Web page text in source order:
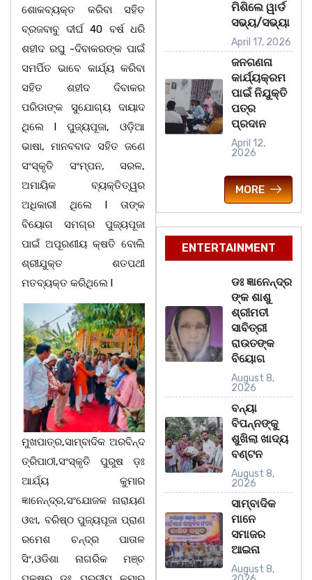
ଶୋକବ୍ୟକ୍ତ କରିବା ସହିତ
ବ୍ରଜବାବୁ ଦୀର୍ଘ 40 ବର୍ଷ ଧରି
ଶହୀଦ ରଘୁ -ଦିବାକରଙ୍କ ପାଇଁ
ସମର୍ପିତ ଭାବେ କାର୍ଯ୍ୟ କରିବା
ସହିତ ଶହୀଦ ଦିବାକର
ପରିଡାଙ୍କ ସୁଯୋଗ୍ୟ ଦାୟାଦ
ଥିଲେ l ପୁଜ୍ୟପୂଜା, ଓଡ଼ିଆ
ଭାଷା, ମାନବବାଦ ସହିତ ଜଣେ
ସଂସ୍କୃତି ସଂମ୍ପନ, ସରଳ,
ଅମାୟିକ ବ୍ୟକ୍ତିତ୍ୱର
ଅଧିକାରୀ ଥିଲେ l ତାଙ୍କ
ବିୟୋଗ ସମଗ୍ର ପୁଜ୍ୟପୂଜା
ପାଇଁ ଅପୂରଣୀୟ କ୍ଷତି ବୋଲି
ଶ୍ରୀଯୁକ୍ତ ଶତପଥୀ
ମତବ୍ୟକ୍ତ କରିଥିଲେ l
ମୁଖପାତ୍ର,ସାମ୍ବାଦିକ ଅରବିନ୍ଦ
ତ୍ରିପାଠୀ,ସଂସ୍କୃତି ପୁରୁଷ ଡ଼ଃ
ଆର୍ଯ୍ୟ କୁମାର
ଜ୍ଞାନେନ୍ଦ୍ର,ସଂଯୋଜକ ନାରାୟଣ
ଓଝା, ବରିଷ୍ଠ ପୁଜ୍ୟପୂଜା ପ୍ରାଣ
ରମେଶ ଚନ୍ଦ୍ର ପାତାଳ
ସିଂ,ଓଡିଶା ନାଗରିକ ମଞ୍ଚ
ମିଶିଲେ ୱାର୍ଡ
ସଭ୍ୟ/ସଭ୍ୟା
April 17, 2026
ଜନଗଣନା
କାର୍ଯ୍ୟକ୍ରମ
ପାଇଁ ନିଯୁକ୍ତି
ପତ୍ର
ପ୍ରଦାନ
April 12,
2026
MORE
ENTERTAINMENT
ଡଃ ଜ୍ଞାନେନ୍ଦ୍ର
ଙ୍କ ଶାଶୁ
ଶ୍ରୀମତୀ
ସାବିତ୍ରୀ
ରାଉତଙ୍କ
ବିୟୋଗ
August 8,
2026
ବନ୍ୟା
ବିପନ୍ନଙ୍କୁ
ଶୁଖିଲା ଖାଦ୍ୟ
ବଣ୍ଟନ
August 8,
2026
ସାମ୍ବାଦିକ
ମାନେ
ସମାଜର
ଆଇନା
August 8,